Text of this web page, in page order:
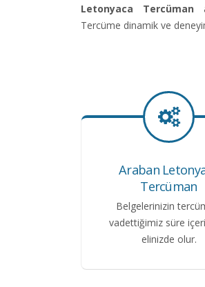
Letonyaca Tercüman
Tercüme dinamik ve
Araban
Tercüman
Belgelerinizin
vadettiğimiz süre
elinizde olur.